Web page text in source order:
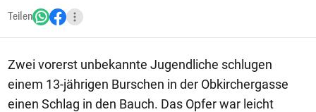
Teilen
Zwei vorerst unbekannte Jugendliche schlugen
einem 13-jährigen Burschen in der Obkirchergasse
einen Schlag in den Bauch. Das Opfer war leicht